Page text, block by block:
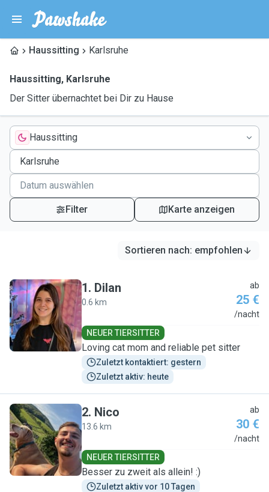
Haussitting Karlsruhe
Haussitting, Karlsruhe
Der Sitter übernachtet bei Dir zu Hause
Haussitting
Filter Karte anzeigen
Sortieren nach: empfohlen
D
1. Dilan
0.6 km
ab
25 €
/nacht
NEUER TIERSITTER
Loving cat mom and reliable pet sitter
Zuletzt kontaktiert: gestern
Zuletzt aktiv: heute
N
2. Nico
13.6 km
ab
30 €
/nacht
NEUER TIERSITTER
Besser zu zweit als allein! :)
Zuletzt aktiv vor 10 Tagen